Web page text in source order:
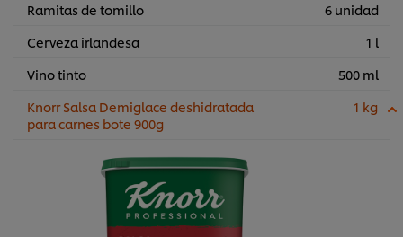
Ramitas de tomillo
6 unidad
Cerveza irlandesa
1 l
Vino tinto
500 ml
Knorr Salsa Demiglace deshidratada
para carnes bote 900g
1 kg